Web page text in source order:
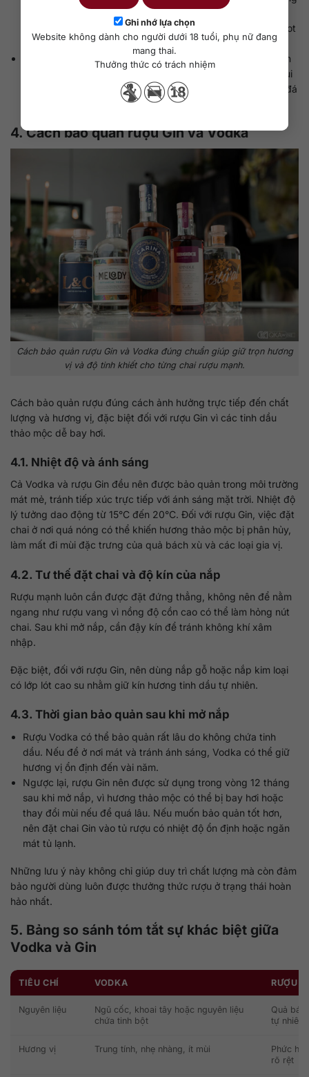
Ghi nhớ lựa chọn
Website không dành cho người dưới 18 tuổi, phụ nữ đang
mang thai.
Thưởng thức có trách nhiệm
Vodka khi lạnh sẽ giúp làm dịu vị cồn và làm nổi bật cảm
giác êm mượt. Thông thường, người ta rót Vodka vào ly shot
nhỏ, uống gọn để cảm nhận vị nồng và hậu vị ngọt nhẹ.
Gin: Nên được phục vụ lạnh nhẹ, khoảng 8°C đến 12°C. Gin
không nên để quá lạnh vì nhiệt độ thấp có thể làm giảm mùi
thảo mộc tự nhiên. Khi pha cocktail, chỉ nên dùng vài viên đá
nhỏ để giữ độ cân bằng giữa mùi và vị.
4. Cách bảo quản rượu Gin và Vodka
Cách bảo quản rượu Gin và Vodka đúng chuẩn giúp giữ trọn hương
vị và độ tinh khiết cho từng chai rượu mạnh.
Cách bảo quản rượu đúng cách ảnh hưởng trực tiếp đến chất
lượng và hương vị, đặc biệt đối với rượu Gin vì các tinh dầu
thảo mộc dễ bay hơi.
4.1. Nhiệt độ và ánh sáng
Cả Vodka và rượu Gin đều nên được bảo quản trong môi trường
mát mẻ, tránh tiếp xúc trực tiếp với ánh sáng mặt trời. Nhiệt độ
lý tưởng dao động từ 15°C đến 20°C. Đối với rượu Gin, việc đặt
chai ở nơi quá nóng có thể khiến hương thảo mộc bị phân hủy,
làm mất đi mùi đặc trưng của quả bách xù và các loại gia vị.
4.2. Tư thế đặt chai và độ kín của nắp
Rượu mạnh luôn cần được đặt đứng thẳng, không nên để nằm
ngang như rượu vang vì nồng độ cồn cao có thể làm hỏng nút
chai. Sau khi mở nắp, cần đậy kín để tránh không khí xâm
nhập.
Đặc biệt, đối với rượu Gin, nên dùng nắp gỗ hoặc nắp kim loại
có lớp lót cao su nhằm giữ kín hương tinh dầu tự nhiên.
4.3. Thời gian bảo quản sau khi mở nắp
Rượu Vodka có thể bảo quản rất lâu do không chứa tinh
dầu. Nếu để ở nơi mát và tránh ánh sáng, Vodka có thể giữ
hương vị ổn định đến vài năm.
Ngược lại, rượu Gin nên được sử dụng trong vòng 12 tháng
sau khi mở nắp, vì hương thảo mộc có thể bị bay hơi hoặc
thay đổi mùi nếu để quá lâu. Nếu muốn bảo quản tốt hơn,
nên đặt chai Gin vào tủ rượu có nhiệt độ ổn định hoặc ngăn
mát tủ lạnh.
Những lưu ý này không chỉ giúp duy trì chất lượng mà còn đảm
bảo người dùng luôn được thưởng thức rượu ở trạng thái hoàn
hảo nhất.
5. Bảng so sánh tóm tắt sự khác biệt giữa
Vodka và Gin
TIÊU CHÍ VODKA RƯỢU
Nguyên liệu
Ngũ cốc, khoai tây hoặc nguyên liệu
chứa tinh bột
Quả
tự nhiên
Hương vị Trung tính, nhẹ nhàng, ít mùi
Phức
rõ rệt